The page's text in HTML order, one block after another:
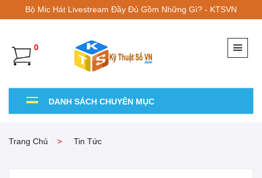
Bộ Mic Hát Livestream Đầy Đủ Gồm Những Gì? - KTSVN
0
DANH SÁCH CHUYÊN MỤC
Trang Chủ Tin Tức